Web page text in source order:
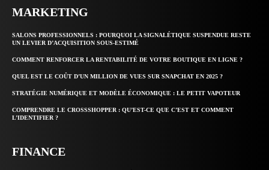
MARKETING
SALONS PROFESSIONNELS : POURQUOI LA SIGNALÉTIQUE SUSPENDUE RESTE
UN LEVIER D’ACQUISITION SOUS-ESTIMÉ
COMMENT RENFORCER LA RENTABILITÉ DE VOTRE BOUTIQUE EN LIGNE ?
QUEL EST LE COÛT D’UN MILLION DE VUES SUR SNAPCHAT EN 2025 ?
STRATÉGIE NUMÉRIQUE ET MODÈLE ÉCONOMIQUE : LE PETIT VAPOTEUR
COMPRENDRE LE CROSSSHOPPER : QU’EST-CE QUE C’EST ET COMMENT
L’IDENTIFIER ?
FINANCE